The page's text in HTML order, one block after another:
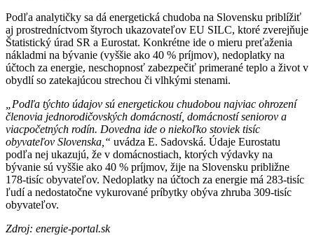
Podľa analytičky sa dá energetická chudoba na Slovensku priblížiť
aj prostredníctvom štyroch ukazovateľov EU SILC, ktoré zverejňuje
Štatistický úrad SR a Eurostat. Konkrétne ide o mieru preťaženia
nákladmi na bývanie (vyššie ako 40 % príjmov), nedoplatky na
účtoch za energie, neschopnosť zabezpečiť primerané teplo a život v
obydlí so zatekajúcou strechou či vlhkými stenami.
„Podľa týchto údajov sú energetickou chudobou najviac ohrození
členovia jednorodičovských domácností, domácností seniorov a
viacpočetných rodín. Dovedna ide o niekoľko stoviek tisíc
obyvateľov Slovenska,“ uvádza E. Sadovská. Údaje Eurostatu
podľa nej ukazujú, že v domácnostiach, ktorých výdavky na
bývanie sú vyššie ako 40 % príjmov, žije na Slovensku približne
178-tisíc obyvateľov. Nedoplatky na účtoch za energie má 283-tisíc
ľudí a nedostatočne vykurované príbytky obýva zhruba 309-tisíc
obyvateľov.
Zdroj: energie-portal.sk